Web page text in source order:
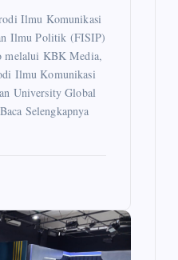
Ilmu Komunikasi
Ilmu Politik (FISIP)
melalui KBK Media,
Ilmu Komunikasi
University Global
Selengkapnya